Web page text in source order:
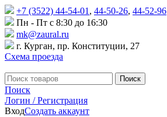
+7 (3522) 44-54-01 , 44-50-26, 44-52-96
Пн - Пт с 8:30 до 16:30
mk@zaural.ru
г. Курган, пр. Конституции, 27
Схема проезда
Поиск
Поиск
Логин / Регистрация
ВходСоздать аккаунт